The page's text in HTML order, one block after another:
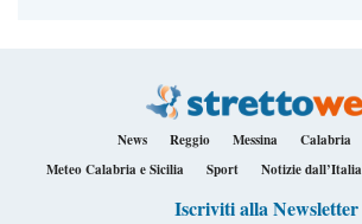
News Reggio Messina Calabria
Meteo Calabria e Sicilia
Sport Notizie dall’Italia
Iscriviti alla Newsletter